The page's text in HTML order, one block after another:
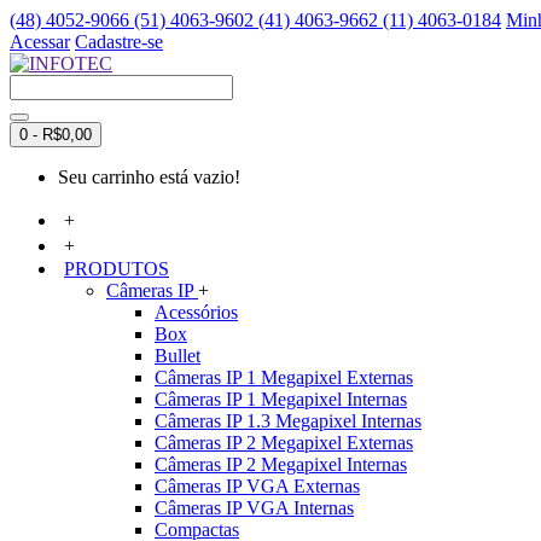
(48) 4052-9066 (51) 4063-9602 (41) 4063-9662 (11) 4063-0184
Acessar Cadastre-se
0 - R$0,00
Seu carrinho está vazio!
+
+
PRODUTOS
Câmeras IP+
Acessórios
Box
Bullet
Câmeras IP 1 Megapixel Externas
Câmeras IP 1 Megapixel Internas
Câmeras IP 1.3 Megapixel Internas
Câmeras IP 2 Megapixel Externas
Câmeras IP 2 Megapixel Internas
Câmeras IP VGA Externas
Câmeras IP VGA Internas
Compactas